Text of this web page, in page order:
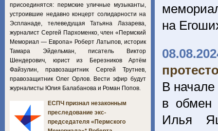
на
В начале
в обмен
Илья
присоединятся: пермские уличные музыканты,
устроившие недавно концерт солидарности на
Эспланаде, телеведущая Татьяна Лазарева,
журналист Сергей Пархоменко, член «Пермский
Мемориал — Европа» Роберт Латыпов, историк
Тамара Эйдельман, писатель Виктор
Шендерович, юрист из Березников Артём
Файзулин, правозащитник Сергей Трутнев,
правозащитник Олег Орлов. Вести эфир будут
журналисты Юлия Балабанова и Роман Попов.
ЕСПЧ признал незаконным
преследование экс-
председателя «Пермского